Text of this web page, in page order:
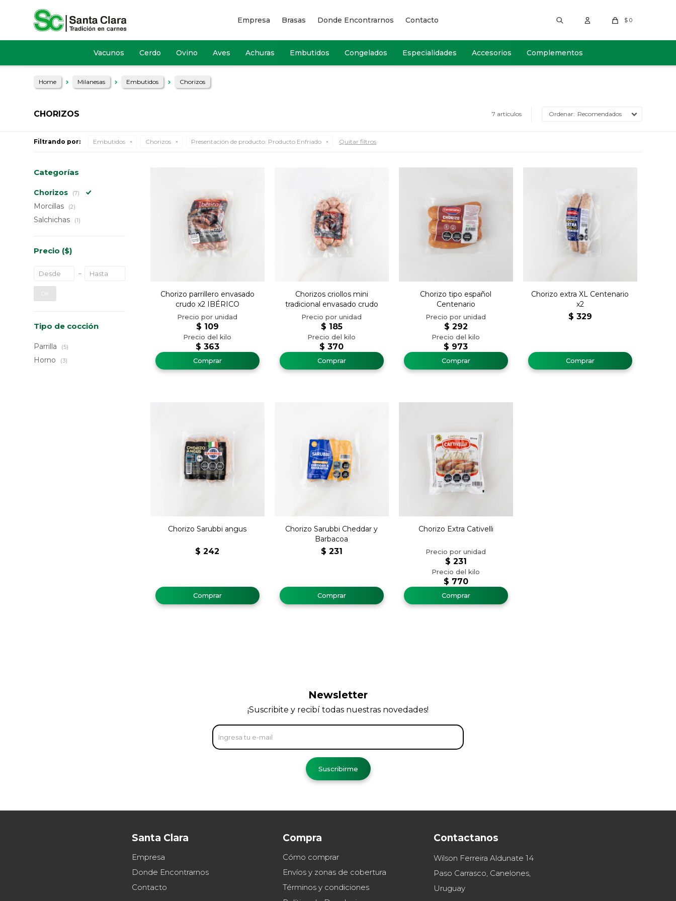
Vacunos Cerdo Ovino Aves Achuras Embutidos Congelados Especialidades Accesorios Complementos
$ 0
Empresa Brasas Donde Encontrarnos Contacto
Home Milanesas Embutidos Chorizos
CHORIZOS 7 artículos Recomendados
Filtrando por: Embutidos Chorizos Presentación de producto: Producto Enfriado Quitar filtros
Chorizo parrillero envasado
crudo x2 IBÉRICO
$ 363
$ 109
Chorizos criollos mini
tradicional envasado crudo
$ 370
$ 185
Chorizo tipo español
Centenario
$ 973
$ 292
Chorizo extra XL Centenario
x2
$ 329
Chorizo Sarubbi angus
$ 242
Chorizo Sarubbi Cheddar y
Barbacoa
$ 231
Chorizo Extra Cativelli
$ 770
$ 231
Categorías
Chorizos (7)
Morcillas (2)
Salchichas (1)
Precio ($)
OK
Tipo de cocción
Parrilla (5)
Horno (3)
Santa Clara
Empresa
Donde Encontrarnos
Contacto
Compra
Cómo comprar
Envíos y zonas de cobertura
Términos y condiciones
Contactanos
Wilson Ferreira Aldunate 14
Paso Carrasco, Canelones,
Uruguay
Newsletter
¡Suscribite y recibí todas nuestras novedades!
Suscribirme